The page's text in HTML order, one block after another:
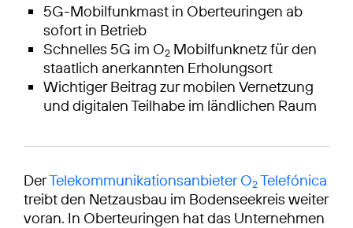
5G-Mobilfunkmast in Oberteuringen ab
sofort in Betrieb
Schnelles 5G im O2 Mobilfunknetz für den
staatlich anerkannten Erholungsort
Wichtiger Beitrag zur mobilen Vernetzung
und digitalen Teilhabe im ländlichen Raum
DerTelekommunikationsanbieter O2Telefónica
treibt den Netzausbau im Bodenseekreis weiter
voran. In Oberteuringen hat das Unternehmen